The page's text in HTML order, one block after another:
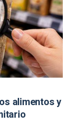
alimentos y